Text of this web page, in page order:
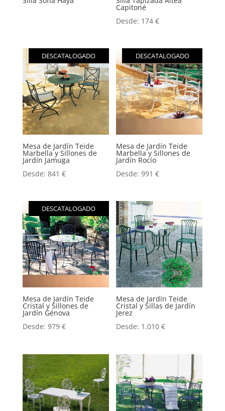
Capitoné
Desde: 174€
DESCATALOGADO
Mesa de Jardín Teide
Marbella y Sillones de
Jardín Jamuga
Desde: 841 €
DESCATALOGADO
Mesa de Jardín Teide
Marbella y Sillones de
Jardín Rocío
Desde:991€
DESCATALOGADO
Mesa de Jardín Teide
Cristal y Sillones de
Jardín Génova
Desde: 979 €
Mesa de Jardín Teide
Cristal y Sillas de Jardín
Jerez
Desde: 1.010€